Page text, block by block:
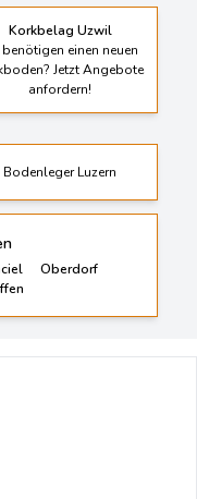
Korkbelag Uzwil
benötigen einen neuen
Jetzt Angebote
anfordern!
Bodenleger Luzern
Oberdorf